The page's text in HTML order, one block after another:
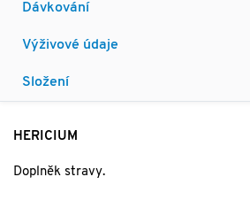
Dávkování
Výživové údaje
Složení
HERICIUM
Doplněk stravy.